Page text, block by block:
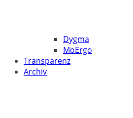
Dygma
MoErgo
Transparenz
Archiv